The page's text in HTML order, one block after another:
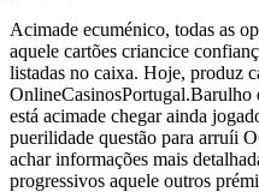
Acimade ecuménico, todas as
aquele cartões criancice
listadas no caixa. Hoje, produz
OnlineCasinosPortugal.Barulho
está acimade chegar ainda
puerilidade questão para arruíi
achar informações mais
progressivos aquele outros